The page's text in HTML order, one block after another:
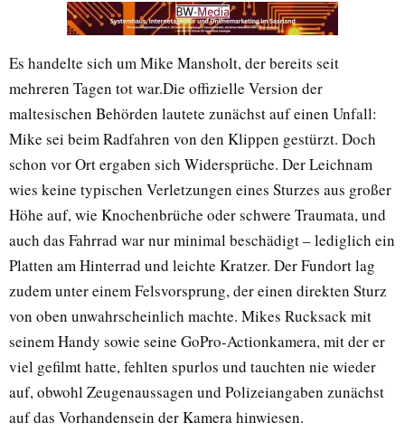
Es handelte sich um Mike Mansholt, der bereits seit
mehreren Tagen tot war.Die offizielle Version der
maltesischen Behörden lautete zunächst auf einen Unfall:
Mike sei beim Radfahren von den Klippen gestürzt. Doch
schon vor Ort ergaben sich Widersprüche. Der Leichnam
wies keine typischen Verletzungen eines Sturzes aus großer
Höhe auf, wie Knochenbrüche oder schwere Traumata, und
auch das Fahrrad war nur minimal beschädigt – lediglich ein
Platten am Hinterrad und leichte Kratzer. Der Fundort lag
zudem unter einem Felsvorsprung, der einen direkten Sturz
von oben unwahrscheinlich machte. Mikes Rucksack mit
seinem Handy sowie seine GoPro-Actionkamera, mit der er
viel gefilmt hatte, fehlten spurlos und tauchten nie wieder
auf, obwohl Zeugenaussagen und Polizeiangaben zunächst
auf das Vorhandensein der Kamera hinwiesen.